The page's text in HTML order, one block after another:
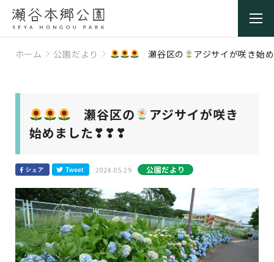
ホーム 公園だより 瀬谷区の アジサイが咲き始
瀬谷区の
アジサイが咲き
始めました❣❣❣
2024.05.29 公園だより